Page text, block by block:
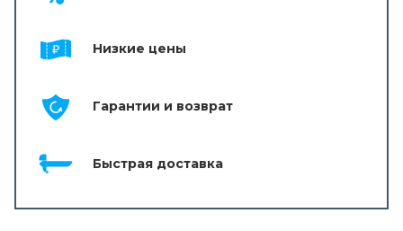
Низкие цены
Гарантии и возврат
Быстрая доставка